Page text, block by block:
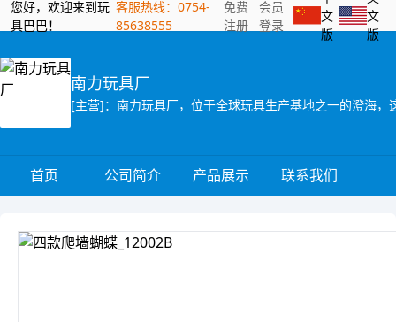
您好，欢迎来到玩
具巴巴！
客服热线：0754-
85638555
免费
注册
会员
登录
文
版
文
版
南力玩具厂
首页 公司简介 产品展示 联系我们